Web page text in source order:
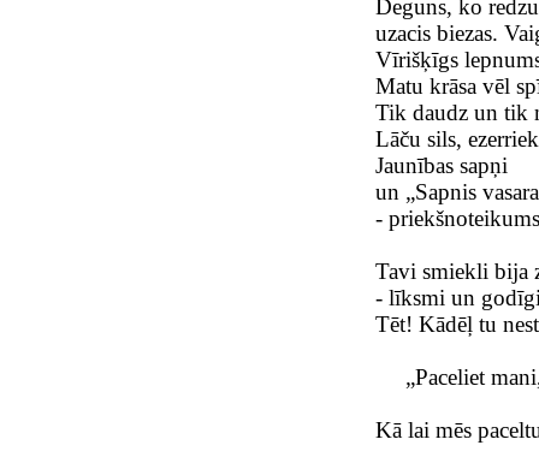
Deguns, ko
uzacis biezas.
Vīrišķīgs
Matu krāsa vēl
Tik daudz un tik
Lāču sils,
Jaunības sapņi
un „Sapnis
-
Tavi smiekli bija
- līksmi un
Tēt! Kādēļ tu
„Paceliet
Kā lai mēs